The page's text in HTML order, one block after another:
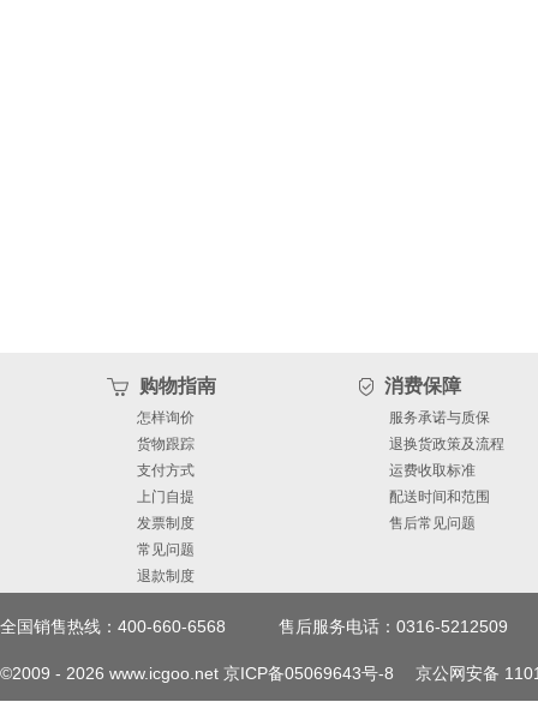
购物指南
怎样询价
货物跟踪
支付方式
上门自提
发票制度
常见问题
退款制度
消费保障
服务承诺与质保
退换货政策及流程
运费收取标准
配送时间和范围
售后常见问题
全国销售热线：400-660-6568 售后服务电话：0316-5212509
©2009 - 2026 www.icgoo.net 京ICP备05069643号-8 京公网安备